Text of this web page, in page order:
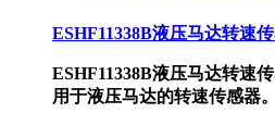
ESHF11338B液压马达转速
ESHF11338B液压马达转速
用于液压马达的转速传感器。